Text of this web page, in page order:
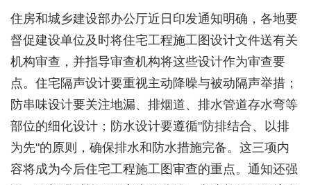
住房和城乡建设部办公厅近日印发通知明确，各地要
督促建设单位及时将住宅工程施工图设计文件送有关
机构审查，并指导审查机构将这些设计作为审查要
点。住宅隔声设计要重视主动降噪与被动隔声举措；
防串味设计要关注地漏、排烟道、排水管道存水弯等
部位的细化设计；防水设计要遵循"防排结合、以排
为先"的原则，确保排水和防水措施完备。这三项内
容将成为今后住宅工程施工图审查的重点。通知还强